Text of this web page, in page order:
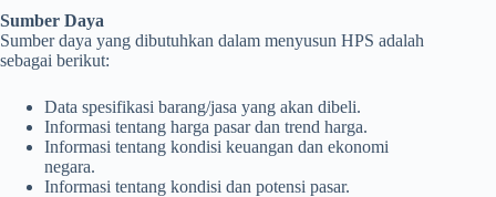
Sumber Daya
Sumber daya yang dibutuhkan dalam menyusun HPS adalah
sebagai berikut:
Data spesifikasi barang/jasa yang akan dibeli.
Informasi tentang harga pasar dan trend harga.
Informasi tentang kondisi keuangan dan ekonomi
negara.
Informasi tentang kondisi dan potensi pasar.